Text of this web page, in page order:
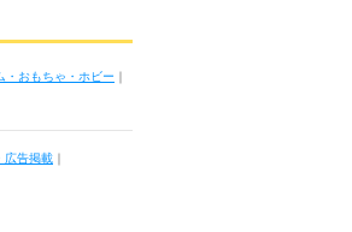
・おもちゃ・ホビー ｜
広告掲載 ｜